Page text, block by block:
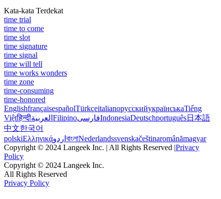
Kata-kata Terdekat
time trial
time to come
time slot
time signature
time signal
time will tell
time works wonders
time zone
time-consuming
time-honored
EnglishfrançaisespañolTürkçeitalianoрусскийукраїнськаTiếng
Việtहिन्दीالعربية FilipinoفارسیIndonesiaDeutschportuguês日本語
中文한국어
polskiΕλληνικάاردو বাংলাNederlandssvenskačeštinaromânămagyar
Copyright © 2024 Langeek Inc. | All Rights Reserved |Privacy
Policy
Copyright © 2024 Langeek Inc.
All Rights Reserved
Privacy Policy